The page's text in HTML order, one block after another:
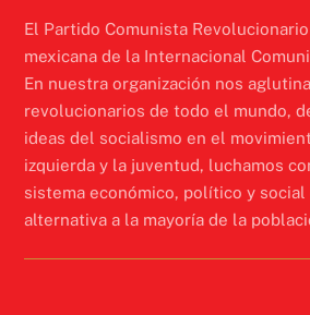
El Partido Comunista
mexicana de la Internacional
En nuestra organización nos
revolucionarios de todo el mundo,
ideas del socialismo en el
izquierda y la juventud, luchamos
sistema económico, político y
alternativa a la mayoría de la